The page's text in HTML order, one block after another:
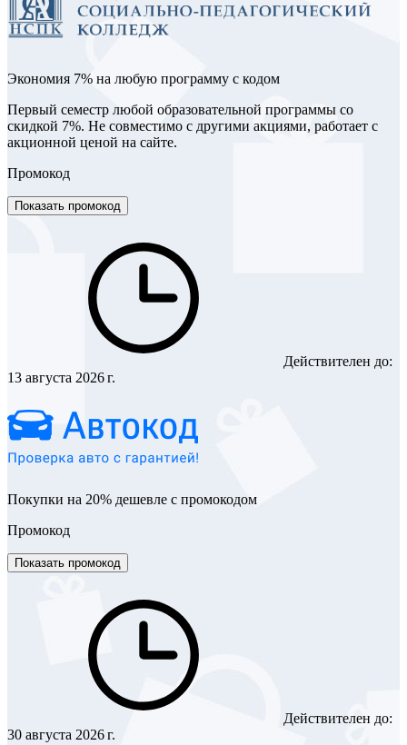
Экономия 7% на любую программу с кодом
Первый семестр любой образовательной программы со
скидкой 7%. Не совместимо с другими акциями, работает с
акционной ценой на сайте.
Промокод
Показать промокод
Действителен до:
13 августа 2026 г.
Покупки на 20% дешевле с промокодом
Промокод
Показать промокод
Действителен до:
30 августа 2026 г.